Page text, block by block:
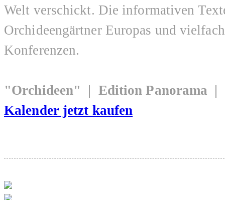
Welt verschickt. Die informativen
Orchideengärtner Europas und
Konferenzen.
"Orchideen" | Edition Panorama
Kalender jetzt kaufen